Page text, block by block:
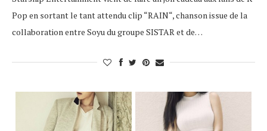
Pop en sortant le tant attendu clip “RAIN“, chanson issue de la
collaboration entre Soyu du groupe SISTAR et de…